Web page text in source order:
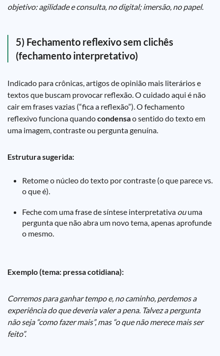
objetivo: agilidade e consulta, no digital; imersão, no papel.
5) Fechamento reflexivo sem clichês
(fechamento interpretativo)
Indicado para crônicas, artigos de opinião mais literários e
textos que buscam provocar reflexão. O cuidado aqui é não
cair em frases vazias (“fica a reflexão”). O fechamento
reflexivo funciona quandocondensao sentido do texto em
uma imagem, contraste ou pergunta genuína.
Estrutura sugerida:
Retome o núcleo do texto por contraste (o que parece vs.
o que é).
Feche com uma frase de síntese interpretativa ouuma
pergunta que não abra um novo tema, apenas aprofunde
o mesmo.
Exemplo (tema: pressa cotidiana):
Corremos para ganhar tempo e, no caminho, perdemos a
experiência do que deveria valer a pena. Talvez a pergunta
não seja “como fazer mais”, mas “o que não merece mais ser
feito”.